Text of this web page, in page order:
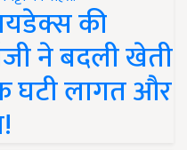
की
ने बदली खेती
घटी लागत और